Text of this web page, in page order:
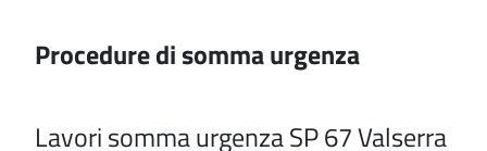
Procedure di somma urgenza
Lavori somma urgenza SP 67 Valserra